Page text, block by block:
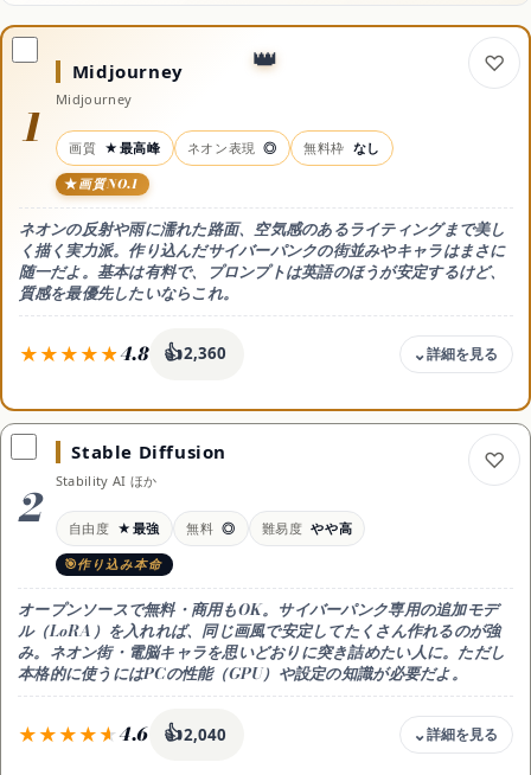
暮らしの代行サービス
コスメ・美容
ドライヤー
シャンプー
サイトマップ
1
Midjourney
Midjourney
画質 ★最高峰 ネオン表現 ◎ 無料枠 なし
画質NO.1
ネオンの反射や雨に濡れた路面、空気感のあるライティングまで美し
く描く実力派。作り込んだサイバーパンクの街並みやキャラはまさに
随一だよ。基本は有料で、プロンプトは英語のほうが安定するけど、
質感を最優先したいならこれ。
4.8 👍2,360
料金
月10ドル〜(無料枠なし)
無料枠
無料枠はなく有料プラン(月10ドル〜・年払い月8ドル)が必要
目安（円/月換算）
年払いなら実質月8ドル(20%お得)
商用利用
可（有料プランで原則可・規約確認）
日本語
△ 英語推奨
おすすめ用途
最高画質・ネオンアート
2
Stable Diffusion
Stability AI ほか
自由度 ★最強 無料 ◎ 難易度 やや高
作り込み本命
オープンソースで無料・商用もOK。サイバーパンク専用の追加モデ
ル（LoRA）を入れれば、同じ画風で安定してたくさん作れるのが強
み。ネオン街・電脳キャラを思いどおりに突き詰めたい人に。ただし
本格的に使うにはPCの性能（GPU）や設定の知識が必要だよ。
4.6 👍2,040